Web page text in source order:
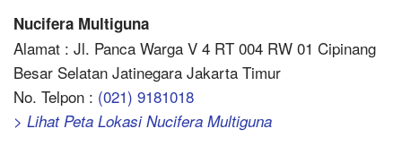
Nucifera Multiguna
Alamat : Jl. Panca Warga V 4 RT 004 RW 01 Cipinang
Besar Selatan Jatinegara Jakarta Timur
No. Telpon : (021) 9181018
> Lihat Peta Lokasi Nucifera Multiguna